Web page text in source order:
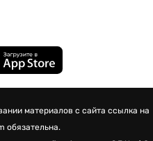
материалов с сайта ссылка на
обязательна.